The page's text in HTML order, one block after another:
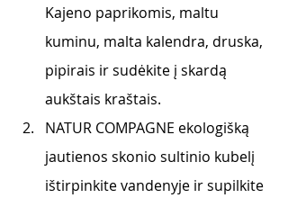
Kajeno paprikomis, maltu
kuminu, malta kalendra, druska,
pipirais ir sudėkite į skardą
aukštais kraštais.
NATUR COMPAGNE ekologišką
jautienos skonio sultinio kubelį
ištirpinkite vandenyje ir supilkite